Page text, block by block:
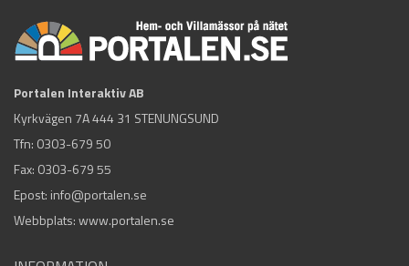
Portalen Interaktiv AB
Kyrkvägen 7A 444 31 STENUNGSUND
Tfn: 0303-679 50
Fax: 0303-679 55
Epost: info@portalen.se
Webbplats: www.portalen.se